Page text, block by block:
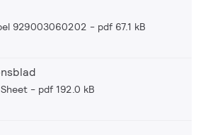
929003060202 pdf 67.1 kB
pdf 192.0 kB